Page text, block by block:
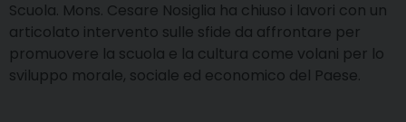
Scuola. Mons. Cesare Nosiglia ha chiuso i lavori con un
articolato intervento sulle sfide da affrontare per
promuovere la scuola e la cultura come volani per lo
sviluppo morale, sociale ed economico del Paese.